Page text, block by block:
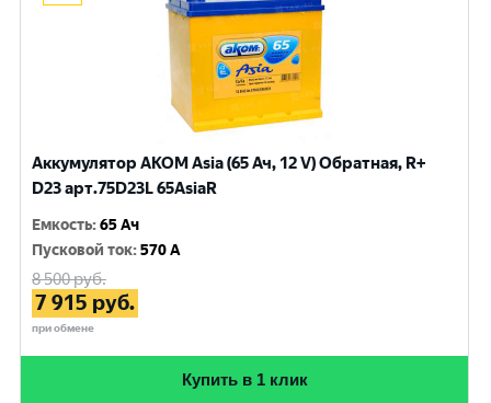
Аккумулятор AKOM Asia (65 Ач, 12 V) Обратная, R+
D23 арт.75D23L 65AsiaR
Емкость:65 Ач
Пусковой ток:570 A
8 500руб.
7 915 руб.
при обмене
Купить в 1 клик